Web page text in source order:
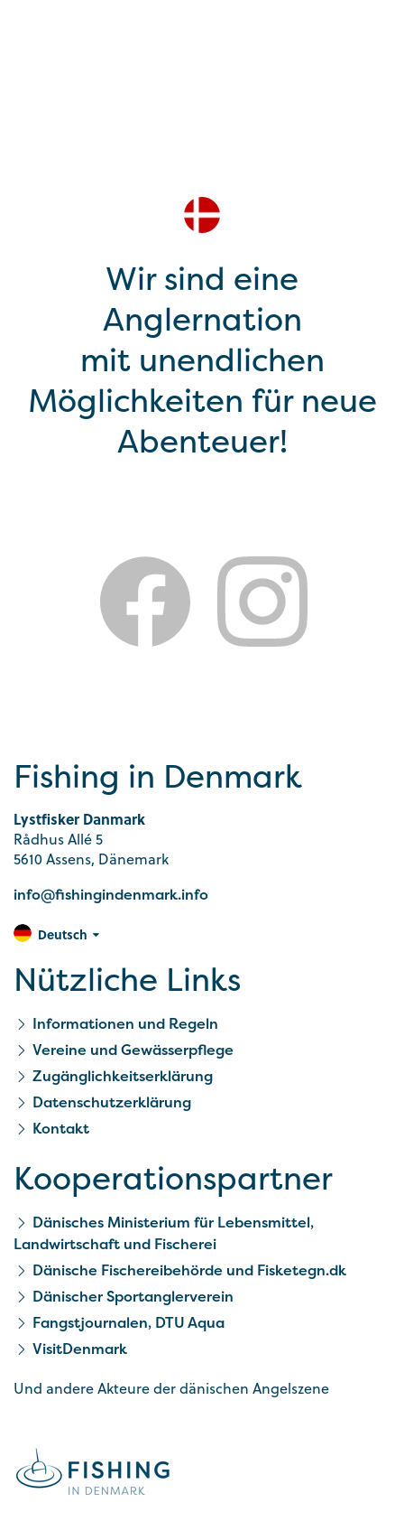
Wir sind eine
Anglernation
mit unendlichen
Möglichkeiten für neue
Abenteuer!
Fishing in Denmark
Lystfisker Danmark
Rådhus Allé 5
5610 Assens, Dänemark
info@fishingindenmark.info
Deutsch
Nützliche Links
Informationen und Regeln
Vereine und Gewässerpflege
Zugänglichkeitserklärung
Datenschutzerklärung
Kontakt
Kooperationspartner
Dänisches Ministerium für Lebensmittel,
Landwirtschaft und Fischerei
Dänische Fischereibehörde und Fisketegn.dk
Dänischer Sportanglerverein
Fangstjournalen, DTU Aqua
VisitDenmark
Und andere Akteure der dänischen Angelszene